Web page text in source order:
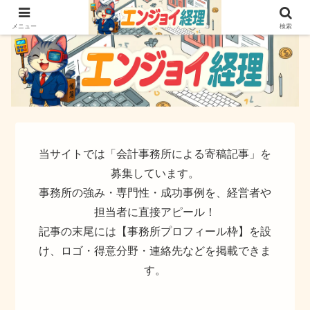
簿記でなく実務ができるサイト
当サイトでは「会計事務所による寄稿記事」を
募集しています。
事務所の強み・専門性・成功事例を、経営者や
担当者に直接アピール！
記事の末尾には【事務所プロフィール枠】を設
け、ロゴ・得意分野・連絡先などを掲載できま
す。
メニュー 検索